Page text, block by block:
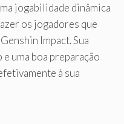
jogabilidade dinâmica
os jogadores que
Impact. Sua
uma boa preparação
à sua